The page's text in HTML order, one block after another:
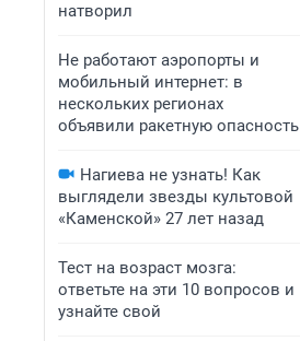
натворил
Не работают аэропорты и
мобильный интернет: в
нескольких регионах
объявили ракетную опасность
Нагиева не узнать! Как
выглядели звезды культовой
«Каменской» 27 лет назад
Тест на возраст мозга:
ответьте на эти 10 вопросов и
узнайте свой